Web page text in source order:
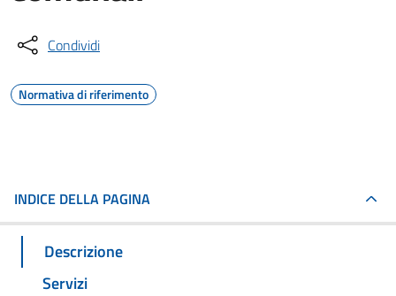
Condividi
Normativa di riferimento
INDICE DELLA PAGINA
Descrizione
Servizi